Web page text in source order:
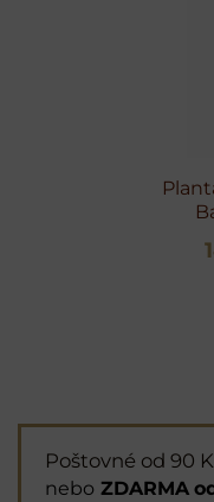
Poštovné od 90
nebo ZDARMA